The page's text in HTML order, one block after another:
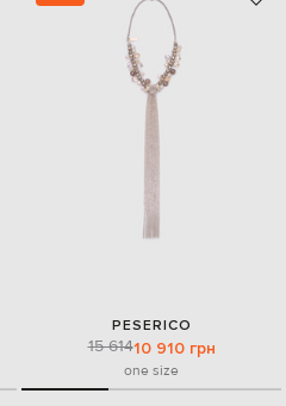
PESERICO
15 61410 910 грн
one size